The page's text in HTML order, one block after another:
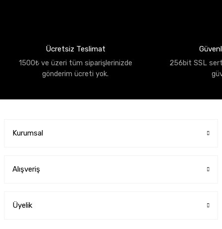
Ücretsiz Teslimat
1500₺ ve üzeri tüm siparişlerinizde
gönderim ücreti yok.
256bit SSL
Kurumsal
Alışveriş
Üyelik